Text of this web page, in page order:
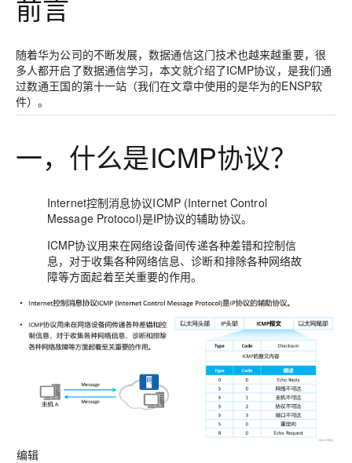
前言
随着华为公司的不断发展，数据通信这门技术也越来越重要，很
多人都开启了数据通信学习，本文就介绍了ICMP协议，是我们通
过数通王国的第十一站（我们在文章中使用的是华为的ENSP软
件）。
一，什么是ICMP协议？
Internet控制消息协议ICMP (Internet Control
Message Protocol)是IP协议的辅助协议。
ICMP协议用来在网络设备间传递各种差错和控制信
息，对于收集各种网络信息、诊断和排除各种网络故
障等方面起着至关重要的作用。
编辑